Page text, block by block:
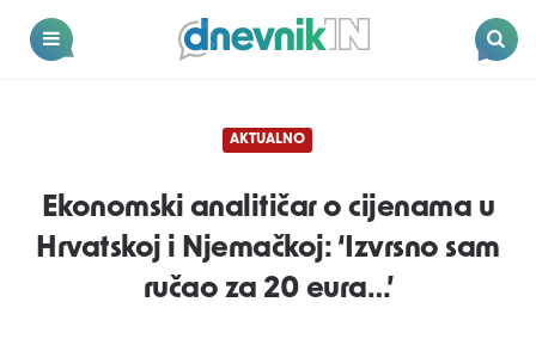
Dnevnik.in
AKTUALNO
Ekonomski analitičar o cijenama u
Hrvatskoj i Njemačkoj: ‘Izvrsno sam
ručao za 20 eura…’